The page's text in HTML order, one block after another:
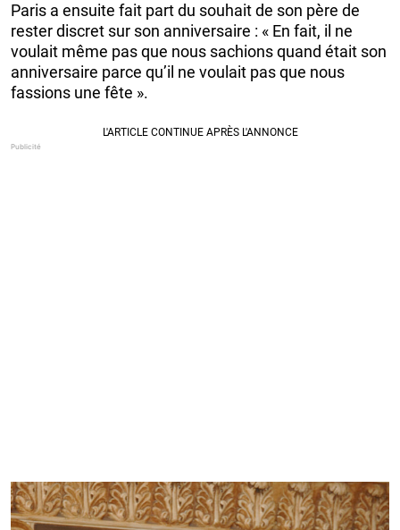
Paris a ensuite fait part du souhait de son père de
rester discret sur son anniversaire : « En fait, il ne
voulait même pas que nous sachions quand était son
anniversaire parce qu’il ne voulait pas que nous
fassions une fête ».